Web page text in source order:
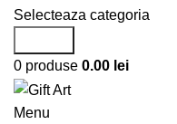
Selecteaza categoria
0 produse 0.00 lei
Menu